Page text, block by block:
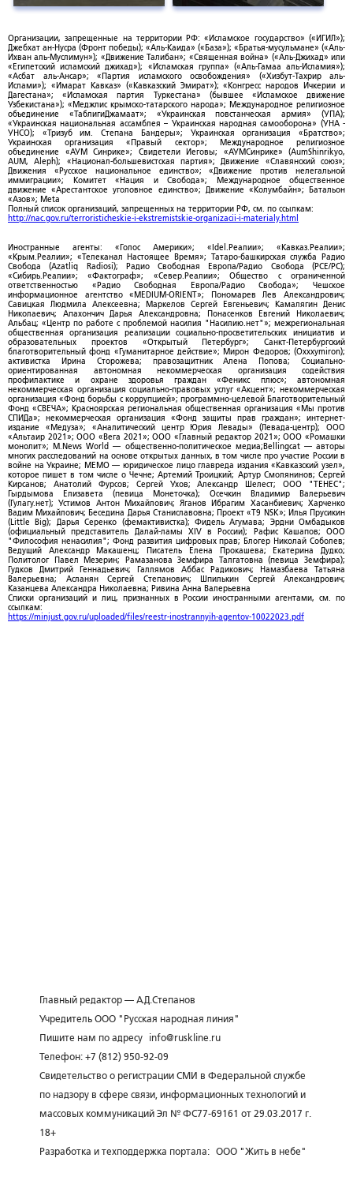
Организации, запрещенные на территории РФ: «Исламское государство» («ИГИЛ»);
Джебхат ан-Нусра (Фронт победы); «Аль-Каида» («База»); «Братья-мусульмане» («Аль-
Ихван аль-Муслимун»); «Движение Талибан»; «Священная война» («Аль-Джихад» или
«Египетский исламский джихад»); «Исламская группа» («Аль-Гамаа аль-Исламия»);
«Асбат аль-Ансар»; «Партия исламского освобождения» («Хизбут-Тахрир аль-
Ислами»); «Имарат Кавказ» («Кавказский Эмират»); «Конгресс народов Ичкерии и
Дагестана»; «Исламская партия Туркестана» (бывшее «Исламское движение
Узбекистана»); «Меджлис крымско-татарского народа»; Международное религиозное
объединение «ТаблигиДжамаат»; «Украинская повстанческая армия» (УПА);
«Украинская национальная ассамблея – Украинская народная самооборона» (УНА -
УНСО); «Тризуб им. Степана Бандеры»; Украинская организация «Братство»;
Украинская организация «Правый сектор»; Международное религиозное
объединение «АУМ Синрике»; Свидетели Иеговы; «АУМСинрике» (AumShinrikyo,
AUM, Aleph); «Национал-большевистская партия»; Движение «Славянский союз»;
Движения «Русское национальное единство»; «Движение против нелегальной
иммиграции»; Комитет «Нация и Свобода»; Международное общественное
движение «Арестантское уголовное единство»; Движение «Колумбайн»; Батальон
«Азов»; Meta
Полный список организаций, запрещенных на территории РФ, см. по ссылкам:
http://nac.gov.ru/terroristicheskie-i-ekstremistskie-organizacii-i-materialy.html
Иностранные агенты: «Голос Америки»; «Idel.Реалии»; «Кавказ.Реалии»;
«Крым.Реалии»; «Телеканал Настоящее Время»; Татаро-башкирская служба Радио
Свобода (Azatliq Radiosi); Радио Свободная Европа/Радио Свобода (PCE/PC);
«Сибирь.Реалии»; «Фактограф»; «Север.Реалии»; Общество с ограниченной
ответственностью «Радио Свободная Европа/Радио Свобода»; Чешское
информационное агентство «MEDIUM-ORIENT»; Пономарев Лев Александрович;
Савицкая Людмила Алексеевна; Маркелов Сергей Евгеньевич; Камалягин Денис
Николаевич; Апахончич Дарья Александровна; Понасенков Евгений Николаевич;
Альбац; «Центр по работе с проблемой насилия "Насилию.нет"»; межрегиональная
общественная организация реализации социально-просветительских инициатив и
образовательных проектов «Открытый Петербург»; Санкт-Петербургский
благотворительный фонд «Гуманитарное действие»; Мирон Федоров; (Oxxxymiron);
активистка Ирина Сторожева; правозащитник Алена Попова; Социально-
ориентированная автономная некоммерческая организация содействия
профилактике и охране здоровья граждан «Феникс плюс»; автономная
некоммерческая организация социально-правовых услуг «Акцент»; некоммерческая
организация «Фонд борьбы с коррупцией»; программно-целевой Благотворительный
Фонд «СВЕЧА»; Красноярская региональная общественная организация «Мы против
СПИДа»; некоммерческая организация «Фонд защиты прав граждан»; интернет-
издание «Медуза»; «Аналитический центр Юрия Левады» (Левада-центр); ООО
«Альтаир 2021»; ООО «Вега 2021»; ООО «Главный редактор 2021»; ООО «Ромашки
монолит»; M.News World — общественно-политическое медиа;Bellingcat — авторы
многих расследований на основе открытых данных, в том числе про участие России в
войне на Украине; МЕМО — юридическое лицо главреда издания «Кавказский узел»,
которое пишет в том числе о Чечне; Артемий Троицкий; Артур Смолянинов; Сергей
Кирсанов; Анатолий Фурсов; Сергей Ухов; Александр Шелест; ООО "ТЕНЕС";
Гырдымова Елизавета (певица Монеточка); Осечкин Владимир Валерьевич
(Гулагу.нет); Устимов Антон Михайлович; Яганов Ибрагим Хасанбиевич; Харченко
Вадим Михайлович; Беседина Дарья Станиславовна; Проект «T9 NSK»; Илья Прусикин
(Little Big); Дарья Серенко (фемактивистка); Фидель Агумава; Эрдни Омбадыков
(официальный представитель Далай-ламы XIV в России); Рафис Кашапов; ООО
"Философия ненасилия"; Фонд развития цифровых прав; Блогер Николай Соболев;
Ведущий Александр Макашенц; Писатель Елена Прокашева; Екатерина Дудко;
Политолог Павел Мезерин; Рамазанова Земфира Талгатовна (певица Земфира);
Гудков Дмитрий Геннадьевич; Галлямов Аббас Радикович; Намазбаева Татьяна
Валерьевна; Асланян Сергей Степанович; Шпилькин Сергей Александрович;
Казанцева Александра Николаевна; Ривина Анна Валерьевна
Списки организаций и лиц, признанных в России иностранными агентами, см. по
ссылкам:
https://minjust.gov.ru/uploaded/files/reestr-inostrannyih-agentov-10022023.pdf
Главный редактор — А.Д.Степанов
Учредитель ООО "Русская народная линия"
Пишите нам по адресу
info@ruskline.ru
Телефон: +7 (812) 950-92-09
Свидетельство о регистрации СМИ в Федеральной службе
по надзору в сфере связи, информационных технологий и
массовых коммуникаций Эл № ФС77-69161 от 29.03.2017 г.
18+
Разработка и техподдержка портала: ООО "Жить в небе"